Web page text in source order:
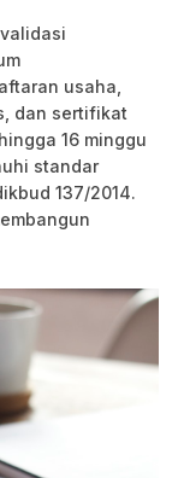
usaha,
dan sertifikat
16 minggu
standar
137/2014.